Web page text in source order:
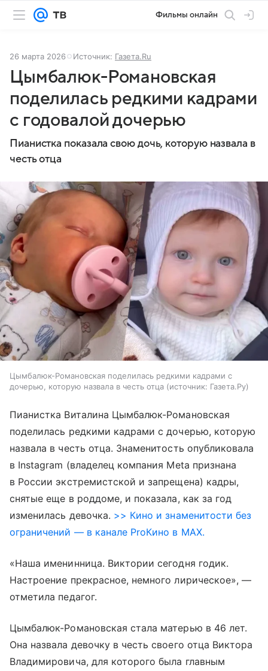
Фильмы онлайн
26 марта 2026 Источник: Газета.Ru
Цымбалюк-Романовская
поделилась редкими кадрами
с годовалой дочерью
Пианистка показала свою дочь, которую назвала в
честь отца
Цымбалюк-Романовская поделилась редкими кадрами с
дочерью, которую назвала в честь отца
источник: Газета.Ру
Пианистка Виталина Цымбалюк-Романовская
поделилась редкими кадрами с дочерью, которую
назвала в честь отца. Знаменитость опубликовала
в Instagram (владелец компания Meta признана
в России экстремистской и запрещена) кадры,
снятые еще в роддоме, и показала, как за год
изменилась девочка. >> Кино и знаменитости без
ограничений — в канале ProКино в MAX.
«Наша именинница. Виктории сегодня годик.
Настроение прекрасное, немного лирическое», —
отметила педагог.
Цымбалюк-Романовская стала матерью в 46 лет.
Она назвала девочку в честь своего отца Виктора
Владимировича, для которого была главным